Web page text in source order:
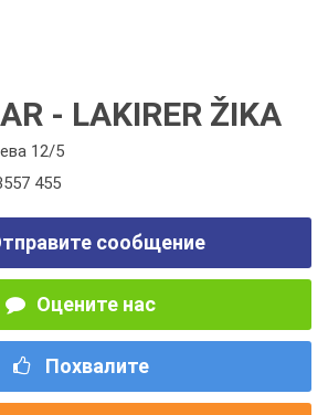
- LAKIRER ŽIKA
12/5
455
сообщение
Оцените нас
Похвалите